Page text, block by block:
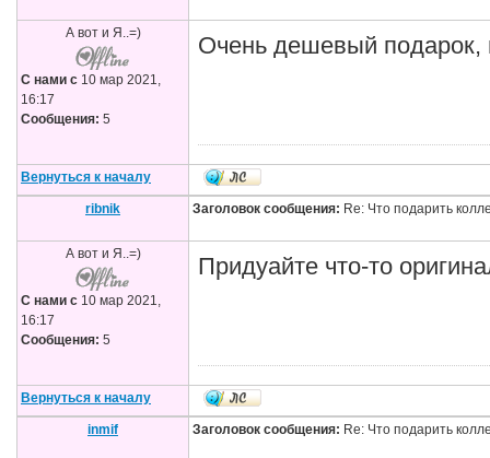
А вот и Я..=)
С нами с 10 мар 2021,
16:17
Сообщения: 5
Очень дешевый подарок,
Вернуться к началу
ribnik Заголовок сообщения: Re: Что подарить
А вот и Я..=)
С нами с 10 мар 2021,
16:17
Сообщения: 5
Придуайте что-то
Вернуться к началу
inmif Заголовок сообщения: Re: Что подарить